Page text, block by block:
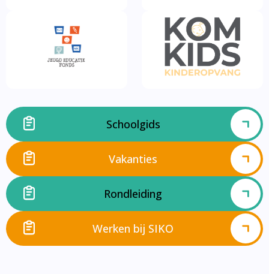
Schoolgids
Vakanties
Rondleiding
Werken bij SIKO